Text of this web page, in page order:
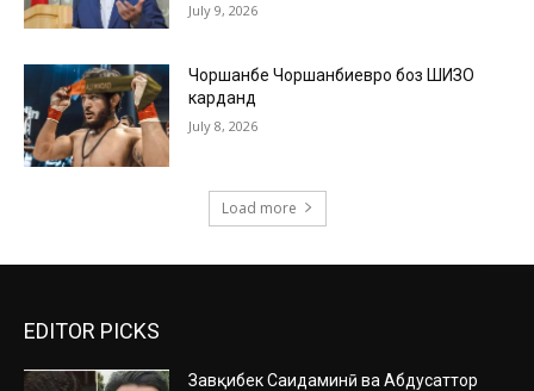
July 9, 2026
Чоршанбе Чоршанбиевро боз ШИЗО
карданд
July 8, 2026
Load more
EDITOR PICKS
Завқибек Саидаминӣ ва Абдусаттор